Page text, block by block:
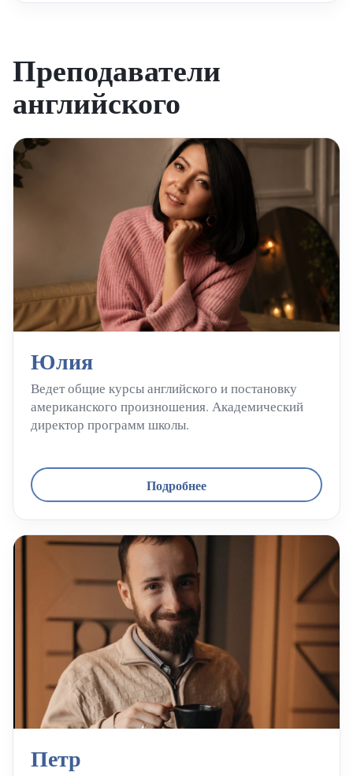
Преподаватели
английского
Юлия
Ведет общие курсы английского и постановку
американского произношения. Академический
директор программ школы.
Подробнее
Петр